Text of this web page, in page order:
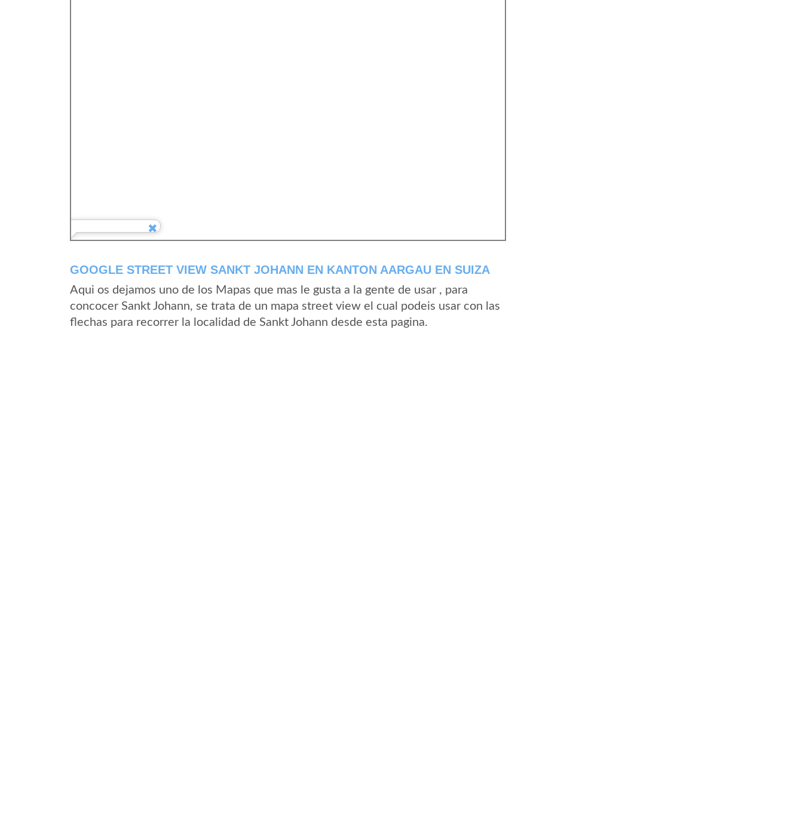
GOOGLE STREET VIEW SANKT JOHANN EN KANTON AARGAU EN SUIZA
Aqui os dejamos uno de los Mapas que mas le gusta a la gente de usar , para
concocer Sankt Johann, se trata de un mapa street view el cual podeis usar con las
flechas para recorrer la localidad de Sankt Johann desde esta pagina.